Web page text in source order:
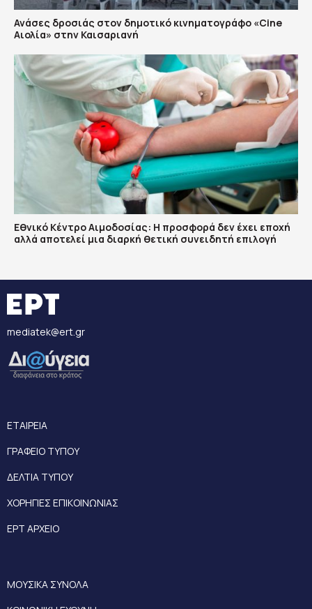
Ανάσες δροσιάς στον δημοτικό κινηματογράφο «Cine
Αιολία» στην Καισαριανή
Εθνικό Κέντρο Αιμοδοσίας: H προσφορά δεν έχει εποχή
αλλά αποτελεί μια διαρκή θετική συνειδητή επιλογή
mediatek@ert.gr
ΕΤΑΙΡΕΙΑ
ΓΡΑΦΕΙΟ ΤΥΠΟΥ
ΔΕΛΤΙΑ ΤΥΠΟΥ
ΧΟΡΗΓΙΕΣ ΕΠΙΚΟΙΝΩΝΙΑΣ
ΕΡΤ ΑΡΧΕΙΟ
ΜΟΥΣΙΚΑ ΣΥΝΟΛΑ